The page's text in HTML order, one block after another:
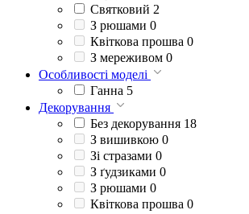
Святковий 2
З рюшами 0
Квіткова прошва 0
З мереживом 0
Особливості моделі
Ганна 5
Декорування
Без декорування 18
З вишивкою 0
Зі стразами 0
З ґудзиками 0
З рюшами 0
Квіткова прошва 0